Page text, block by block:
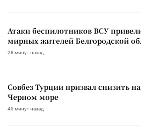
Атаки беспилотников ВСУ
мирных жителей Белгородской
28 минут назад
Совбез Турции призвал снизить
Черном море
45 минут назад